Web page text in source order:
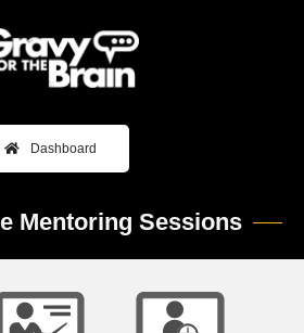
Dashboard
Mentoring Sessions